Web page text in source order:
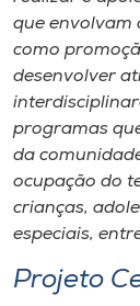
que envolvam
como
desenvolver
programas
da
ocupação do
crianças,
especiais,
Projeto